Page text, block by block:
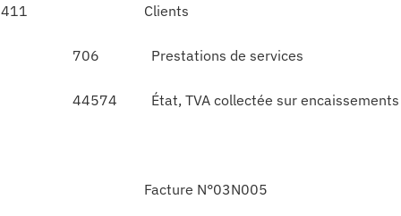
411 Clients
706 Prestations de services
44574 État, TVA collectée sur encaissements
Facture N°03N005